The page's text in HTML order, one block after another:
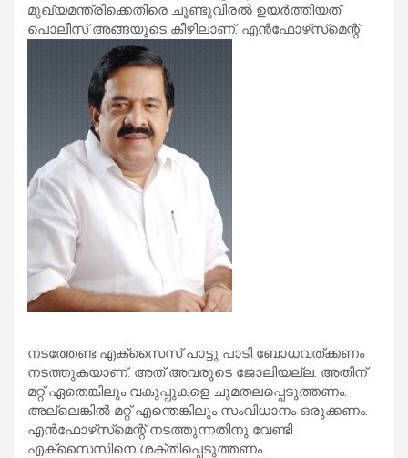
മുഖ്യമന്ത്രിക്കെതിരെ ചൂണ്ടുവിരല്‍ ഉയര്‍ത്തിയത്.
പൊലീസ് അങ്ങയുടെ കീഴിലാണ്. എന്‍ഫോഴ്‌സ്‌മെന്റ്
നടത്തേണ്ട എക്‌സൈസ് പാട്ടു പാടി ബോധവത്ക്കണം
നടത്തുകയാണ്. അത് അവരുടെ ജോലിയല്ല. അതിന്
മറ്റ് ഏതെങ്കിലും വകുപ്പുകളെ ചുമതലപ്പെടുത്തണം.
അല്ലെങ്കില്‍ മറ്റ് എന്തെങ്കിലും സംവിധാനം ഒരുക്കണം.
എന്‍ഫോഴ്‌സ്‌മെന്റ് നടത്തുന്നതിനു വേണ്ടി
എക്‌സൈസിനെ ശക്തിപ്പെടുത്തണം.